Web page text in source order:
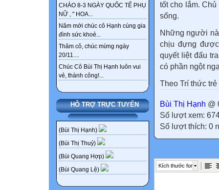
CHÀO 8-3 NGÀY QUỐC TẾ PHỤ
NỮ , " HOA...
Năm mới chúc cô Hạnh cùng gia
đình sức khoẻ...
Thăm cô, chúc mừng ngày
20/11....
Chúc Cô Bùi Thị Hạnh luôn vui
vẻ, thành công!...
HỖ TRỢ TRỰC TUYẾN
(Bùi Thị Hạnh)
(Bùi Thị Thuỷ)
(Bùi Quang Hợp)
(Bùi Quang Lệ)
tốt cho lắm.
sống.
Những người
chịu đựng
quyết liệt đấu
có phần ngột
Theo Trí thức trẻ
Bùi Thị Hạnh @
Số lượt xem:
Số lượt thích: 0
Kích thước font